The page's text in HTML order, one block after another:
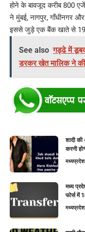
होने के बावजूद करीब 800
ने मुंबई, नागपुर, गाँधीनगर
इससे जुड़े एक बैंक खाते से 19
See also गड्ढे में
डरकर खेत मालिक ने
शादी की
करनी
मध्यप्रदेश
मध्य
फोर्स में
मध्यप्रदेश